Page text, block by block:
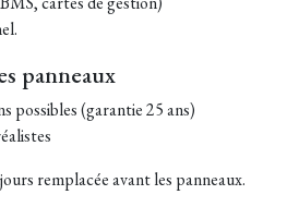
panneaux
possibles (garantie 25 ans)
remplacée avant les panneaux.